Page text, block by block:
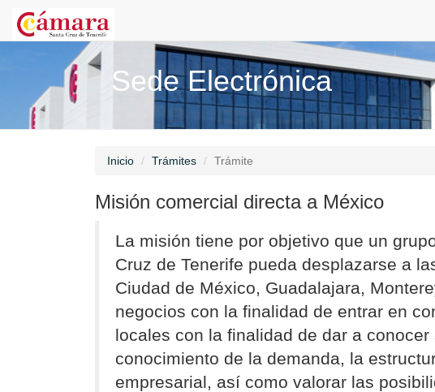
Sede Electrónica
Inicio Trámites Trámite
Misión comercial directa a México
La misión tiene por objetivo que un
Cruz de Tenerife pueda desplazarse a
Ciudad de México, Guadalajara,
negocios con la finalidad de entrar en
locales con la finalidad de dar a
conocimiento de la demanda, la
empresarial, así como valorar las